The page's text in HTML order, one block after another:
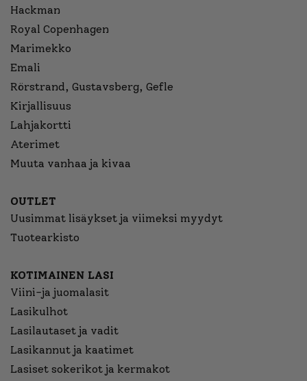
Hackman
Royal Copenhagen
Marimekko
Emali
Rörstrand, Gustavsberg, Gefle
Kirjallisuus
Lahjakortti
Aterimet
Muuta vanhaa ja kivaa
OUTLET
Uusimmat lisäykset ja viimeksi myydyt
Tuotearkisto
KOTIMAINEN LASI
Viini-ja juomalasit
Lasikulhot
Lasilautaset ja vadit
Lasikannut ja kaatimet
Lasiset sokerikot ja kermakot